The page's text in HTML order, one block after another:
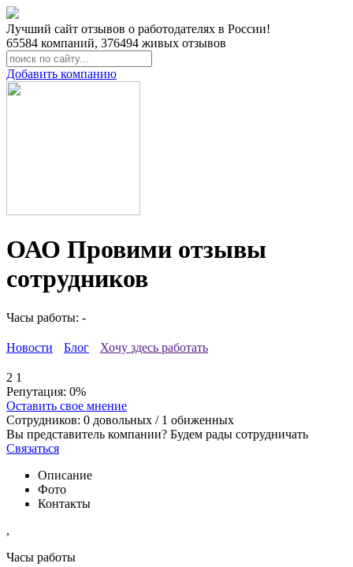
Лучший сайт отзывов о работодателях в России!
65584 компаний, 376494 живых отзывов
Добавить компанию
ОАО Провими отзывы
сотрудников
Часы работы: -
Новости Блог Хочу здесь работать
2 1
Репутация: 0%
Оставить свое мнение
Сотрудников: 0 довольных / 1 обиженных
Вы представитель компании? Будем рады сотрудничать
Связаться
Описание
Фото
Контакты
,
Часы работы